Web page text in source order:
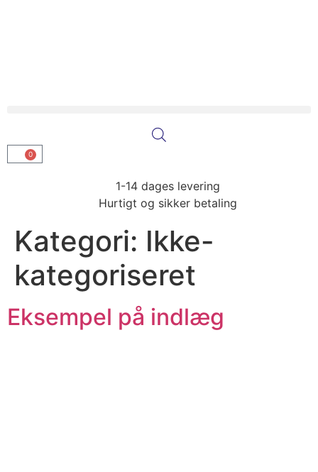
0
1-14 dages levering
Hurtigt og sikker betaling
Kategori: Ikke-
kategoriseret
Eksempel på indlæg